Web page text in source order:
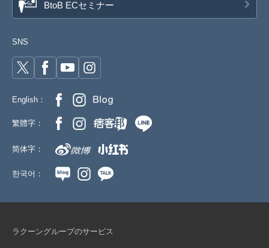
BtoB ECセミナー
SNS
English：
繁體字：
简体字：
한국어：
ラクーングループのサービス